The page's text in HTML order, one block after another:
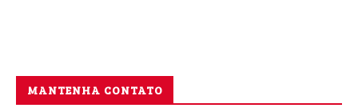
MANTENHA CONTATO